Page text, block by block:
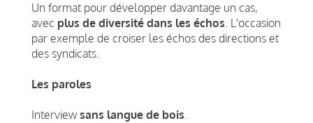
Un format pour développer davantage un cas,
avec plus de diversité dans les échos. L'occasion
par exemple de croiser les échos des directions et
des syndicats.
Les paroles
Interview sans langue de bois.